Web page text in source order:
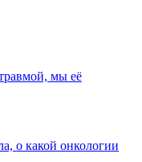
мы её
о какой онкологии